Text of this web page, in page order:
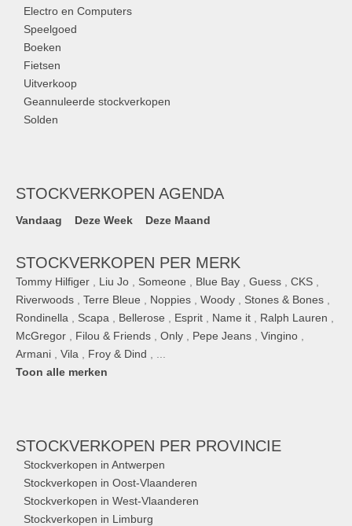
Electro en Computers
Speelgoed
Boeken
Fietsen
Uitverkoop
Geannuleerde stockverkopen
Solden
STOCKVERKOPEN AGENDA
Vandaag Deze Week Deze Maand
STOCKVERKOPEN PER MERK
Tommy Hilfiger Liu Jo Someone Blue Bay Guess CKS
Riverwoods
Terre Bleue Noppies Woody Stones & Bones
Rondinella
Scapa Bellerose Esprit Name it Ralph Lauren
McGregor
Filou & Friends Only Pepe Jeans Vingino
Armani
Vila Froy & Dind
Toon alle merken
STOCKVERKOPEN PER PROVINCIE
Stockverkopen in Antwerpen
Stockverkopen in Oost-Vlaanderen
Stockverkopen in West-Vlaanderen
Stockverkopen in Limburg